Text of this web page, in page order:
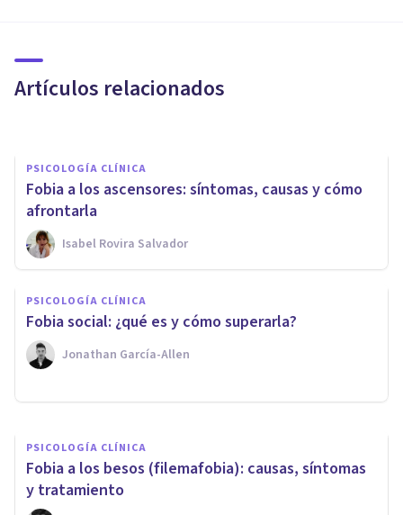
Artículos relacionados
causas de la hematofobia
PSICOLOGÍA CLÍNICA
Fobia a los ascensores: síntomas, causas y cómo
afrontarla
Isabel Rovira Salvador
PSICOLOGÍA CLÍNICA
Fobia social: ¿qué es y cómo superarla?
Jonathan García-Allen
Fobia escolar: qué es, síntomas
y causas
PSICOLOGÍA CLÍNICA
Fobia a los besos (filemafobia): causas, síntomas
y tratamiento